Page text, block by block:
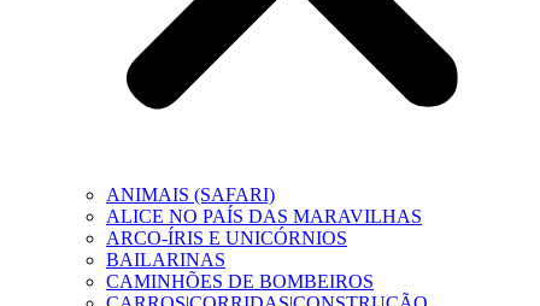
ANIMAIS (SAFARI)
ALICE NO PAÍS DAS MARAVILHAS
ARCO-ÍRIS E UNICÓRNIOS
BAILARINAS
CAMINHÕES DE BOMBEIROS